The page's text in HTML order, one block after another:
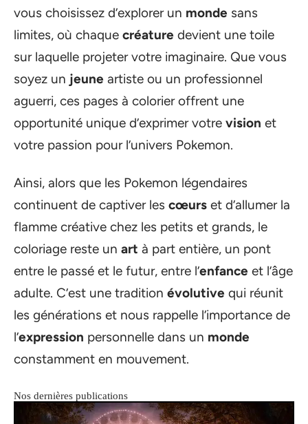
vous choisissez d’explorer un monde sans
limites, où chaque créature devient une toile
sur laquelle projeter votre imaginaire. Que vous
soyez un jeune artiste ou un professionnel
aguerri, ces pages à colorier offrent une
opportunité unique d’exprimer votre vision et
votre passion pour l’univers Pokemon.
Ainsi, alors que les Pokemon légendaires
continuent de captiver les cœurs et d’allumer la
flamme créative chez les petits et grands, le
coloriage reste un art à part entière, un pont
entre le passé et le futur, entre l’enfance et l’âge
adulte. C’est une tradition évolutive qui réunit
les générations et nous rappelle l’importance de
l’expression personnelle dans un monde
constamment en mouvement.
Nos dernières publications